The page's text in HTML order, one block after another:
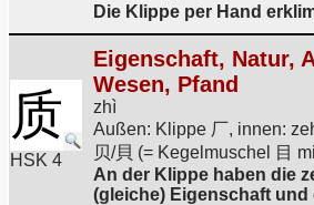
Die Klippe per Hand
质
HSK 4
Eigenschaft, Natur,
Wesen, Pfand
zhì
Außen: Klippe 厂, innen:
贝/貝 (= Kegelmuschel 目
An der Klippe haben die
(gleiche) Eigenschaft und